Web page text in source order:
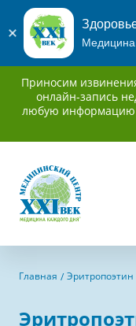
Медицина
Приносим
онлайн-запись
любую информацию
Главная Эритропоэтин